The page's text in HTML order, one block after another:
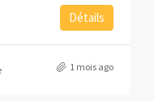
Détails
1 mois ago